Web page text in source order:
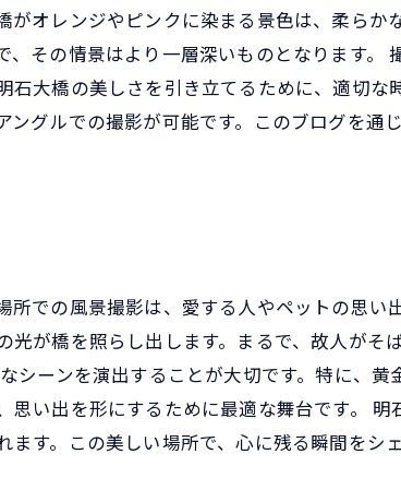
オレンジやピンクに染まる景色は、柔らか
その情景はより一層深いものとなります。
大橋の美しさを引き立てるために、適切な
グルでの撮影が可能です。このブログを通
での風景撮影は、愛する人やペットの思い
が橋を照らし出します。まるで、故人がそ
ーンを演出することが大切です。特に、黄
い出を形にするために最適な舞台です。
す。この美しい場所で、心に残る瞬間をシ